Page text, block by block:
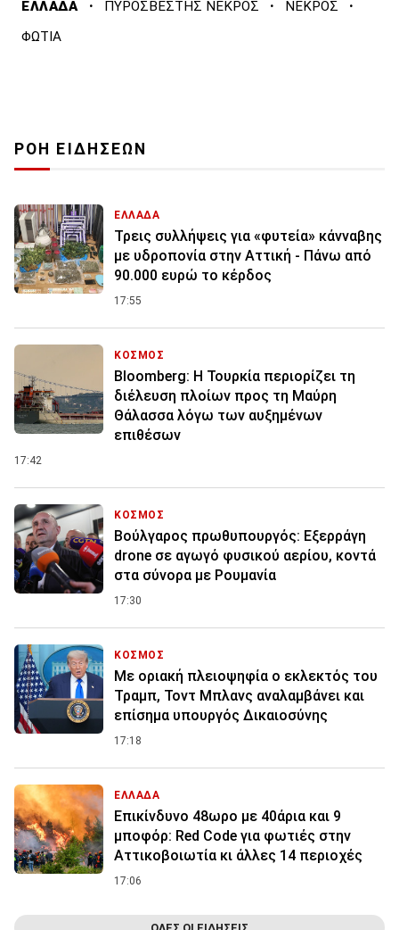
ΕΛΛΑΔΑ · ΠΥΡΟΣΒΕΣΤΗΣ ΝΕΚΡΟΣ · ΝΕΚΡΟΣ ·
ΦΩΤΙΑ
ΡΟΗ ΕΙΔΗΣΕΩΝ
ΕΛΛΑΔΑ
Τρεις συλλήψεις για «φυτεία» κάνναβης
με υδροπονία στην Αττική - Πάνω από
90.000 ευρώ το κέρδος
17:55
ΚΟΣΜΟΣ
Bloomberg: Η Τουρκία περιορίζει τη
διέλευση πλοίων προς τη Μαύρη
Θάλασσα λόγω των αυξημένων
επιθέσων
17:42
ΚΟΣΜΟΣ
Βούλγαρος πρωθυπουργός: Εξερράγη
drone σε αγωγό φυσικού αερίου, κοντά
στα σύνορα με Ρουμανία
17:30
ΚΟΣΜΟΣ
Με οριακή πλειοψηφία ο εκλεκτός του
Τραμπ, Τοντ Μπλανς αναλαμβάνει και
επίσημα υπουργός Δικαιοσύνης
17:18
ΕΛΛΑΔΑ
Επικίνδυνο 48ωρο με 40άρια και 9
μποφόρ: Red Code για φωτιές στην
Αττικοβοιωτία κι άλλες 14 περιοχές
17:06